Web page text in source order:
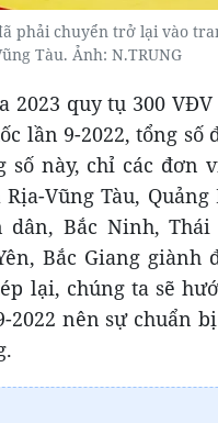
phải chuyển trở lại vào
Tàu. Ảnh: N.TRUNG
2023 quy tụ 300
lần 9-2022, tổng số
số này, chỉ các đơn
Vũng Tàu,
Bắc Ninh,
Bắc Giang giành
lại, chúng ta sẽ
2022 nên sự chuẩn